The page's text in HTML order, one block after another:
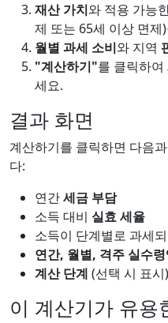
재산 가치와 적용 가능
제 또는 65세 이상 면제
월별 과세 소비와 지역
"계산하기"를 클릭하
세요.
결과 화면
계산하기를 클릭하면 다음
다:
연간세금 부담
소득 대비 실효 세율
소득이 단계별로 과세
연간, 월별, 격주 실수령
계산 단계 (선택 시 표시)
이 계산기가 유용